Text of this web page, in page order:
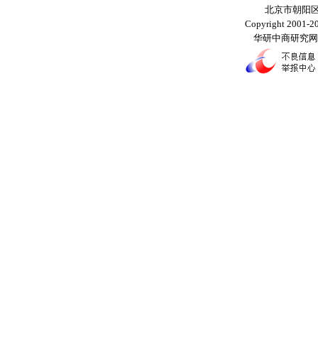
北京市朝阳
Copyright 2001-
华研中商研究